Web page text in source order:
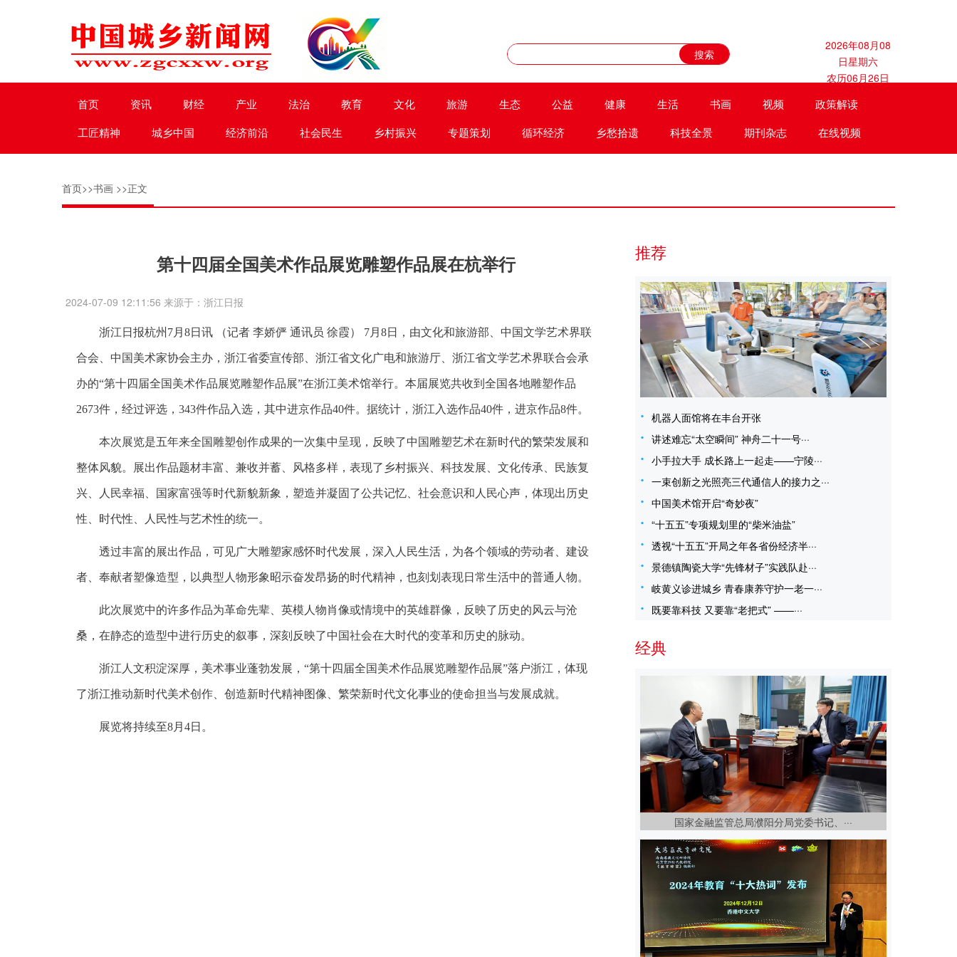
2026年08月08
日星期六
农历06月26日
首页 资讯 财经 产业 法治 教育 文化 旅游 生态 公益 健康 生活 书画 视频
政策解读
工匠精神
城乡中国 经济前沿 社会民生 乡村振兴 专题策划 循环经济 乡愁拾遗 科技全景 期刊杂志 在线视频
首页>>书画 >>正文
第十四届全国美术作品展览雕塑作品展在杭举行
2024-07-09 12:11:56 来源于：浙江日报
浙江日报杭州7月8日讯 （记者 李娇俨 通讯员 徐霞） 7月8日，由文化和旅游部、中国文学艺术界联
合会、中国美术家协会主办，浙江省委宣传部、浙江省文化广电和旅游厅、浙江省文学艺术界联合会承
办的“第十四届全国美术作品展览雕塑作品展”在浙江美术馆举行。本届展览共收到全国各地雕塑作品
2673件，经过评选，343件作品入选，其中进京作品40件。据统计，浙江入选作品40件，进京作品8件。
本次展览是五年来全国雕塑创作成果的一次集中呈现，反映了中国雕塑艺术在新时代的繁荣发展和
整体风貌。展出作品题材丰富、兼收并蓄、风格多样，表现了乡村振兴、科技发展、文化传承、民族复
兴、人民幸福、国家富强等时代新貌新象，塑造并凝固了公共记忆、社会意识和人民心声，体现出历史
性、时代性、人民性与艺术性的统一。
透过丰富的展出作品，可见广大雕塑家感怀时代发展，深入人民生活，为各个领域的劳动者、建设
者、奉献者塑像造型，以典型人物形象昭示奋发昂扬的时代精神，也刻划表现日常生活中的普通人物。
此次展览中的许多作品为革命先辈、英模人物肖像或情境中的英雄群像，反映了历史的风云与沧
桑，在静态的造型中进行历史的叙事，深刻反映了中国社会在大时代的变革和历史的脉动。
浙江人文积淀深厚，美术事业蓬勃发展，“第十四届全国美术作品展览雕塑作品展”落户浙江，体现
了浙江推动新时代美术创作、创造新时代精神图像、繁荣新时代文化事业的使命担当与发展成就。
展览将持续至8月4日。
推荐
机器人面馆将在丰台开张
讲述难忘“太空瞬间” 神舟二十一号···
小手拉大手 成长路上一起走——宁陵···
一束创新之光照亮三代通信人的接力之···
中国美术馆开启“奇妙夜”
“十五五”专项规划里的“柴米油盐”
透视“十五五”开局之年各省份经济半···
景德镇陶瓷大学“先锋材子”实践队赴···
岐黄义诊进城乡 青春康养守护一老一···
既要靠科技 又要靠“老把式” ——···
经典
国家金融监管总局濮阳分局党委书记、···